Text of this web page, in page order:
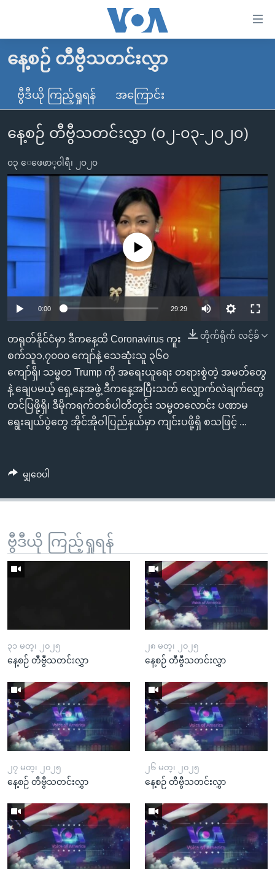
လွယ်ကူ
သည့်
များ
ပင်မ
အကြောင်းအရာ
ရန်
ပင်မ
ညွန်း
စာမျက်နှာ
ကျော်
ကြည့်
ရန်
ရှာဖွေ
ရန်
နေရာ
ရန်
မူလစာမျက်နှာ
မြန်မာ
ကမ္ဘာ့သတင်းများ
နိုင်ငံတကာ
တရုတ်
အစ္စရေး-ပါလက်စတိုင်း
ဗွီဒီယို
ရပ်ဝန်းတခု လမ်းတခု အလွန်
အင်္ဂလိပ်စာလေ့လာမယ်
အမေရိကန်သုံးအီဒီယံ
မကြေးမုံရဲ့ အင်္ဂလိပ်စာ
ရုပ်ရှင်ထဲက အင်္ဂလိပ်စာ
သုတပဒေသာ အင်္ဂလိပ်စာ
အပတ်စဉ်ကဏ္ဍများ
တီဗွီ
ရေဒီယိုနှင့်ရုပ်သံ အချက်အလက်များ
ရေဒီယို/တီဗွီအစီအစဉ်
Learning English
ဘာသာစကားများ
နေ့စဉ် တီဗွီသတင်းလွှာ
ဗွီဒီယို ကြည့်ရှုရန် အကြောင်း
နေ့စဉ် တီဗွီသတင်းလွှာ (၀၂-၀၃-၂၀၂၀)
၀၃ ေဖေဖာ္၀ါရီ၊ ၂၀၂၀
No media source currently available
0:00 29:29
တိုက်ရိုက် လင့်ခ်
တရုတ်နိုင်ငံမှာ ဒီကနေ့ထိ Coronavirus ကူး
စက်သူ၁,၇၀၀၀ ကျော်နဲ့ သေဆုံးသူ ၃၆၀
ကျော်ရှိ၊ သမ္မတ Trump ကို အရေးယူရေး တရားစွဲတဲ့ အမတ်တွေ
နဲ့ ချေပမယ့် ရှေ့နေအဖွဲ့ ဒီကနေ့အပြီးသတ် လျှောက်လဲချက်တွေ
တင်ပြဖို့ရှိ၊ ဒီမိုကရက်တစ်ပါတီတွင်း သမ္မတလောင်း ပဏာမ
ရွေးချယ်ပွဲတွေ အိုင်အိုဝါပြည်နယ်မှာ ကျင်းပဖို့ရှိ စသဖြင့် ...
မျှဝေပါ
ဗွီဒီယို ကြည့်ရှုရန်
၃၁ မတ္၊ ၂၀၂၅
နေ့စဉ် တီဗွီသတင်းလွှာ
၂၈ မတ္၊ ၂၀၂၅
နေ့စဉ် တီဗွီသတင်းလွှာ
၂၇ မတ္၊ ၂၀၂၅
နေ့စဉ် တီဗွီသတင်းလွှာ
၂၆ မတ္၊ ၂၀၂၅
နေ့စဉ် တီဗွီသတင်းလွှာ